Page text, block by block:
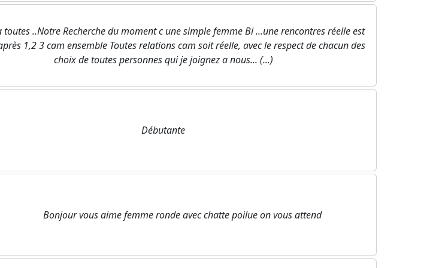
toutes ..Notre Recherche du moment c une simple femme Bi ...une rencontres réelle est
1,2 3 cam ensemble Toutes relations cam soit réelle, avec le respect de chacun des
choix de toutes personnes qui je joignez a nous... (...)
Débutante
Bonjour vous aime femme ronde avec chatte poilue on vous attend